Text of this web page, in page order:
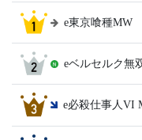
e東京喰種MW
eベルセルク無
e必殺仕事人VI